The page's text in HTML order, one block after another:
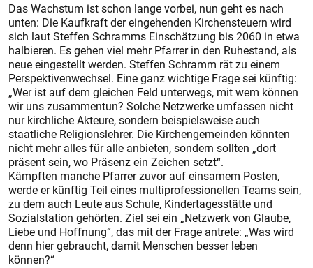
Das Wachstum ist schon lange vorbei, nun geht es nach
unten: Die Kaufkraft der eingehenden Kirchensteuern wird
sich laut Steffen Schramms Einschätzung bis 2060 in etwa
halbieren. Es gehen viel mehr Pfarrer in den Ruhestand, als
neue eingestellt werden. Steffen Schramm rät zu einem
Perspektivenwechsel. Eine ganz wichtige Frage sei künftig:
„Wer ist auf dem gleichen Feld unterwegs, mit wem können
wir uns zusammentun? Solche Netzwerke umfassen nicht
nur kirchliche Akteure, sondern beispielsweise auch
staatliche Religionslehrer. Die Kirchengemeinden könnten
nicht mehr alles für alle anbieten, sondern sollten „dort
präsent sein, wo Präsenz ein Zeichen setzt“.
Kämpften manche Pfarrer zuvor auf einsamem Posten,
werde er künftig Teil eines multiprofessionellen Teams sein,
zu dem auch Leute aus Schule, Kindertagesstätte und
Sozialstation gehörten. Ziel sei ein „Netzwerk von Glaube,
Liebe und Hoffnung“, das mit der Frage antrete: „Was wird
denn hier gebraucht, damit Menschen besser leben
können?“